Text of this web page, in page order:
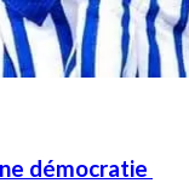
démocratie